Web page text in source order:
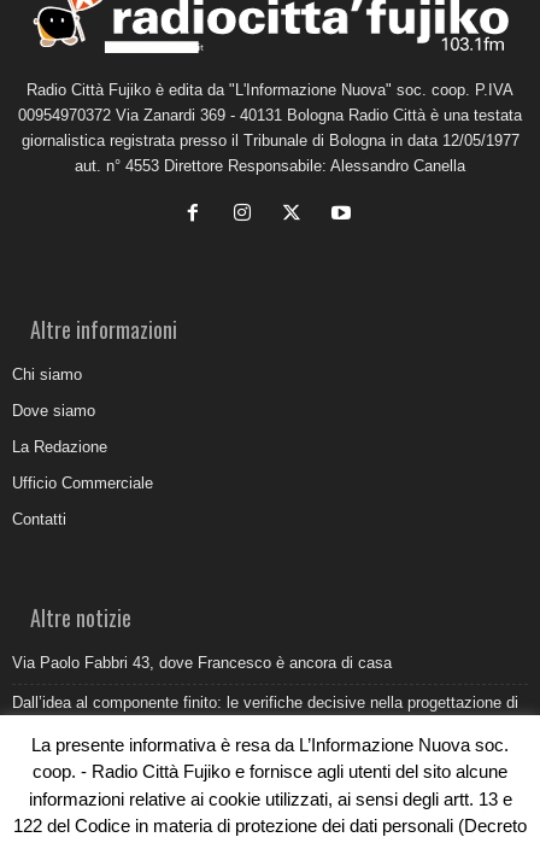
Radio Città Fujiko è edita da "L'Informazione Nuova" soc. coop. P.IVA
00954970372 Via Zanardi 369 - 40131 Bologna Radio Città è una testata
giornalistica registrata presso il Tribunale di Bologna in data 12/05/1977
aut. n° 4553 Direttore Responsabile: Alessandro Canella
Altre informazioni
Chi siamo
Dove siamo
La Redazione
Ufficio Commerciale
Contatti
Altre notizie
Via Paolo Fabbri 43, dove Francesco è ancora di casa
Dall’idea al componente finito: le verifiche decisive nella progettazione di
Belvedere Marittimo e il report ARPACAL 2026 sulla qualità del mare
Come organizzare e allestire una camera ardente per l’ultimo saluto
La presente informativa è resa da L’Informazione Nuova soc.
coop. - Radio Città Fujiko e fornisce agli utenti del sito alcune
informazioni relative ai cookie utilizzati, ai sensi degli artt. 13 e
122 del Codice in materia di protezione dei dati personali (Decreto